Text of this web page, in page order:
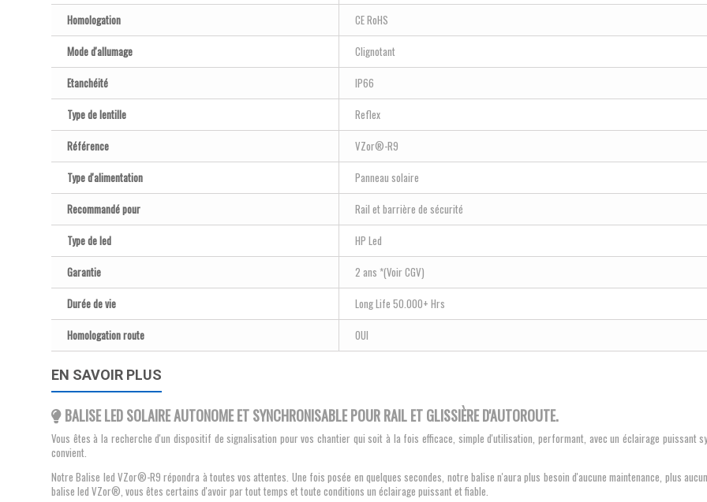
Homologation
CE RoHS
Mode d'allumage
Clignotant
Etanchéité
IP66
Type de lentille
Reflex
Référence
VZor®-R9
Type d'alimentation
Panneau solaire
Recommandé pour
Rail et barrière de sécurité
Type de led
HP Led
Garantie
2 ans *(Voir CGV)
Durée de vie
Long Life 50.000+ Hrs
Homologation route
OUI
EN SAVOIR PLUS
BALISE LED SOLAIRE AUTONOME ET SYNCHRONISABLE POUR RAIL ET GLISSIÈRE D'AUTOROUTE.
Vous êtes à la recherche d'un dispositif de signalisation pour vos chantier qui soit à la fois efficace, simple d'utilisation, performant, avec un éclairage puissant
convient.
Notre Balise led VZor®-R9 répondra à toutes vos attentes. Une fois posée en quelques secondes, notre balise n'aura plus besoin d'aucune maintenance, plus
balise led VZor®, vous êtes certains d'avoir par tout temps et toute conditions un éclairage puissant et fiable.